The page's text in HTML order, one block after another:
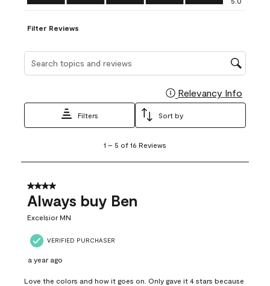
Filter Reviews
Relevancy Info
Filters Sort by
5
16
Reviews
1 – 5 of 16 Reviews
4 out of 5 stars.
Always buy Ben
Excelsior MN
VERIFIED PURCHASER
a year ago
Love the colors and how it goes on. Only gave it 4 stars because